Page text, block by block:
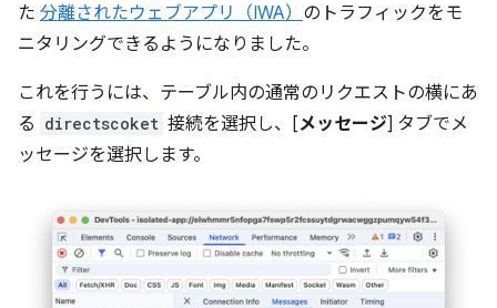
た 分離されたウェブアプリ（IWA） のトラフィックをモ
ニタリングできるようになりました。
これを行うには、テーブル内の通常のリクエストの横にあ
る directscoket 接続を選択し、[メッセージ] タブでメ
ッセージを選択します。